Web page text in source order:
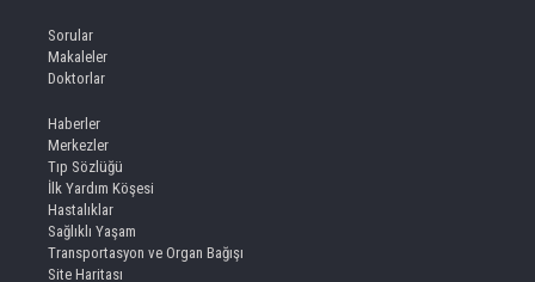
Sorular
Makaleler
Doktorlar
Haberler
Merkezler
Tıp Sözlüğü
İlk Yardım Köşesi
Hastalıklar
Sağlıklı Yaşam
Transportasyon ve Organ Bağışı
Site Haritası